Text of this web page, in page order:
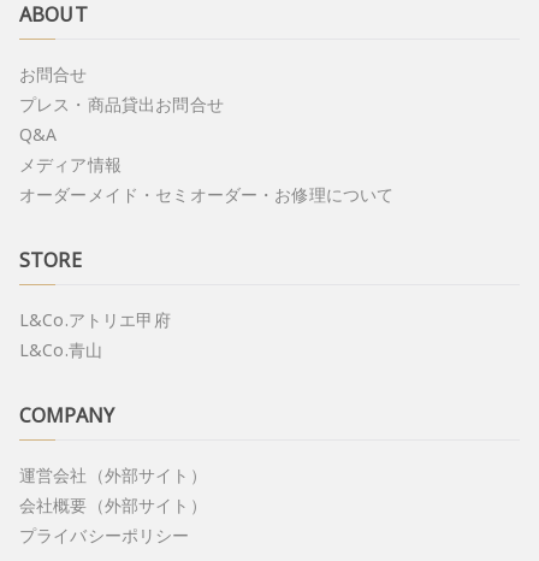
ABOUT
お問合せ
プレス・商品貸出お問合せ
Q&A
メディア情報
オーダーメイド・セミオーダー・お修理について
STORE
L&Co.アトリエ甲府
L&Co.青山
COMPANY
運営会社（外部サイト）
会社概要（外部サイト）
プライバシーポリシー